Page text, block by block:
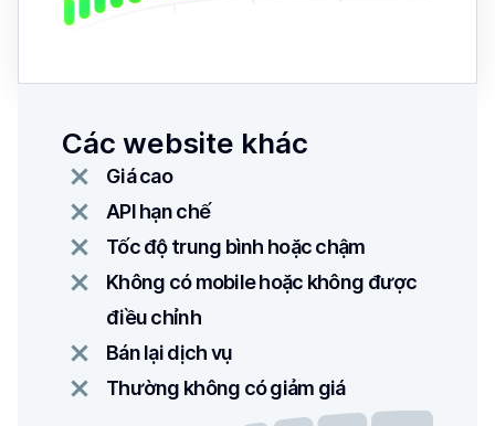
Các website khác
Giá cao
API hạn chế
Tốc độ trung bình hoặc chậm
Không có mobile hoặc không được
điều chỉnh
Bán lại dịch vụ
Thường không có giảm giá